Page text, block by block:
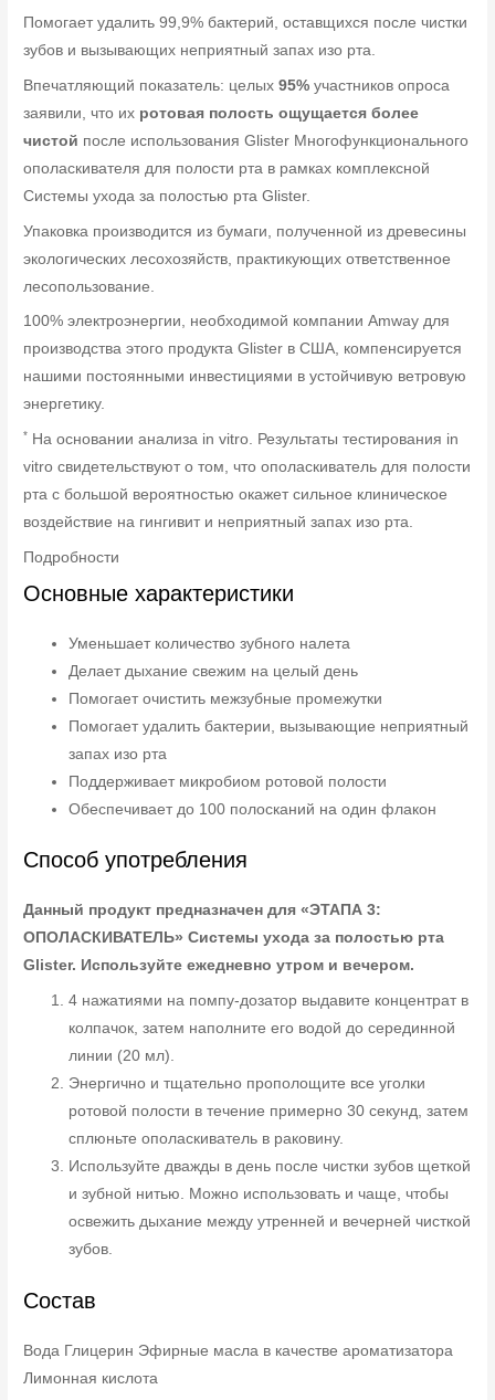
Помогает удалить 99,9% бактерий, оставщихся после чистки
зубов и вызывающих неприятный запах изо рта.
Впечатляющий показатель: целых95% участников опроса
заявили, что их ротовая полость ощущается более
чистой после использования Glister Многофункционального
ополаскивателя для полости рта в рамках комплексной
Системы ухода за полостью рта Glister.
Упаковка производится из бумаги, полученной из древесины
экологических лесохозяйств, практикующих ответственное
лесопользование.
100% электроэнергии, необходимой компании Amway для
производства этого продукта Glister в США, компенсируется
нашими постоянными инвестициями в устойчивую ветровую
энергетику.
* На основании анализа in vitro. Результаты тестирования in
vitro свидетельствуют о том, что ополаскиватель для полости
рта с большой вероятностью окажет сильное клиническое
воздействие на гингивит и неприятный запах изо рта.
Подробности
Основные характеристики
Уменьшает количество зубного налета
Делает дыхание свежим на целый день
Помогает очистить межзубные промежутки
Помогает удалить бактерии, вызывающие неприятный
запах изо рта
Поддерживает микробиом ротовой полости
Обеспечивает до 100 полосканий на один флакон
Способ употребления
Данный продукт предназначен для «ЭТАПА 3:
ОПОЛАСКИВАТЕЛЬ» Системы ухода за полостью рта
Glister. Используйте ежедневно утром и вечером.
4 нажатиями на помпу-дозатор выдавите концентрат в
колпачок, затем наполните его водой до серединной
линии (20 мл).
Энергично и тщательно прополощите все уголки
ротовой полости в течение примерно 30 секунд, затем
сплюньте ополаскиватель в раковину.
Используйте дважды в день после чистки зубов щеткой
и зубной нитью. Можно использовать и чаще, чтобы
освежить дыхание между утренней и вечерней чисткой
зубов.
Состав
Вода Глицерин Эфирные масла в качестве ароматизатора
Лимонная кислота